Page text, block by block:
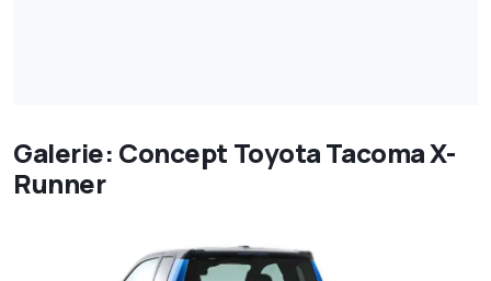
Galerie: Concept Toyota Tacoma X-
Runner